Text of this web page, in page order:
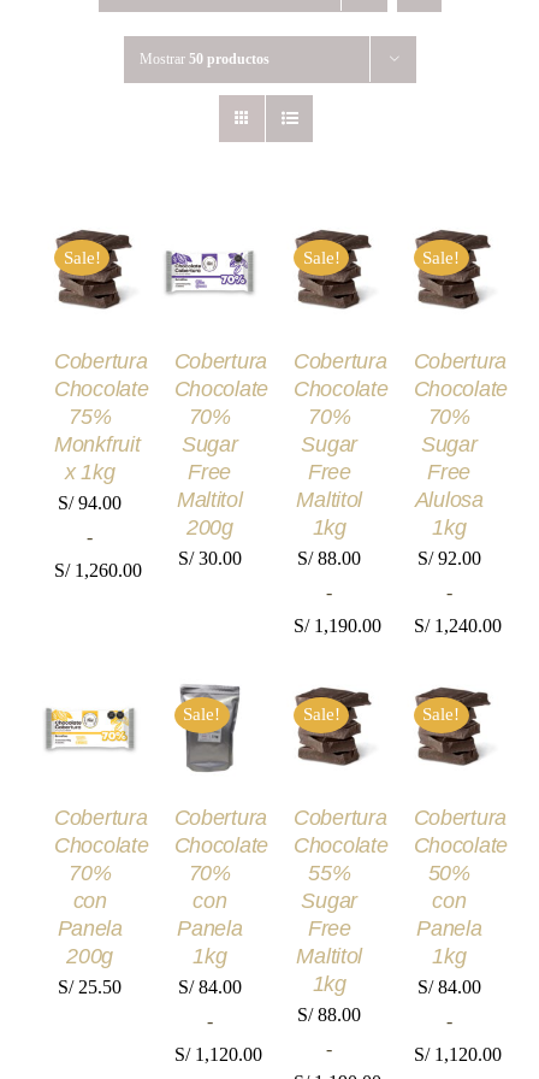
Mostrar 50 productos
Sale!
SELECCIONAR
OPCIONES
ESTE
PRODUCTO
VARIANTES.
LAS
OPCIONES
PUEDEN
ELEGIR
EN
PÁGINA
DE
PRODUCTO
/
DETALLES
Cobertura
Chocolate
75%
Monkfruit
x 1kg
S/94.00
-
S/1,260.00
desde
S/ 94.00
CARRITO
Cobertura
Chocolate
70%
Sugar
Free
Maltitol
200g
S/30.00
Sale!
SELECCIONAR
OPCIONES
ESTE
PRODUCTO
VARIANTES.
LAS
OPCIONES
SE
PUEDEN
ELEGIR
EN
LA
PÁGINA
DE
/
DETALLES
Cobertura
Chocolate
70%
Sugar
Free
Maltitol
1kg
S/88.00
-
S/1,190.00
de
precios:
desde
hasta
Sale!
OPCIONES
ESTE
LAS
OPCIONES
SE
PUEDEN
ELEGIR
EN
LA
PÁGINA
DE
/
DETALLES
Cobertura
Chocolate
70%
Sugar
Free
Alulosa
1kg
S/92.00
-
S/1,240.00
de
precios:
desde
hasta
CARRITO
/
Cobertura
Chocolate
70%
con
Panela
200g
S/25.50
Sale!
SELECCIONAR
OPCIONES
ESTE
PRODUCTO
VARIANTES.
LAS
OPCIONES
PUEDEN
ELEGIR
EN
LA
PÁGINA
DE
/
DETALLES
Cobertura
Chocolate
70%
con
Panela
1kg
S/84.00
-
S/1,120.00
Sale!
SELECCIONAR
OPCIONES
ESTE
PRODUCTO
VARIANTES.
LAS
OPCIONES
SE
PUEDEN
ELEGIR
EN
LA
PÁGINA
DE
/
DETALLES
Cobertura
Chocolate
55%
Sugar
Free
Maltitol
1kg
S/88.00
-
Sale!
OPCIONES
ESTE
LAS
OPCIONES
PUEDEN
ELEGIR
EN
LA
PÁGINA
DE
/
DETALLES
Cobertura
Chocolate
50%
con
Panela
1kg
S/84.00
-
S/1,120.00